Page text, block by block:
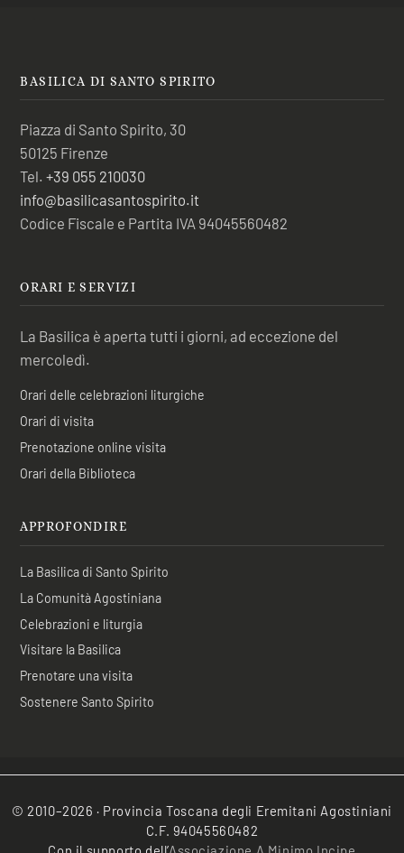
BASILICA DI SANTO SPIRITO
Piazza di Santo Spirito, 30
50125 Firenze
Tel.+39 055 210030
info@basilicasantospirito.it
Codice Fiscale e Partita IVA 94045560482
ORARI E SERVIZI
La Basilica è aperta tutti i giorni, ad eccezione del
mercoledì.
Orari delle celebrazioni liturgiche
Orari di visita
Prenotazione online visita
Orari della Biblioteca
APPROFONDIRE
La Basilica di Santo Spirito
La Comunità Agostiniana
Celebrazioni e liturgia
Visitare la Basilica
Prenotare una visita
Sostenere Santo Spirito
© 2010–2026 · Provincia Toscana degli Eremitani Agostiniani
C.F. 94045560482